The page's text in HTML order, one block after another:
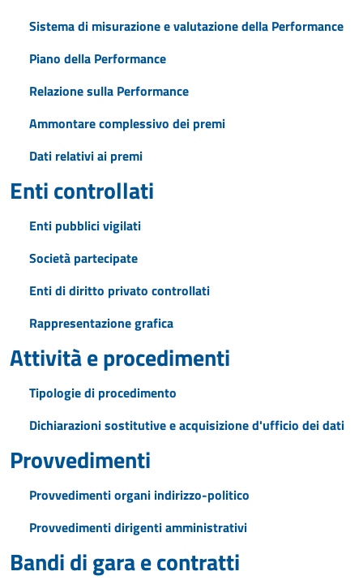
Sistema di misurazione e valutazione della Performance
Piano della Performance
Relazione sulla Performance
Ammontare complessivo dei premi
Dati relativi ai premi
Enti controllati
Enti pubblici vigilati
Società partecipate
Enti di diritto privato controllati
Rappresentazione grafica
Attività e procedimenti
Tipologie di procedimento
Dichiarazioni sostitutive e acquisizione d'ufficio dei dati
Provvedimenti
Provvedimenti organi indirizzo-politico
Provvedimenti dirigenti amministrativi
Bandi di gara e contratti